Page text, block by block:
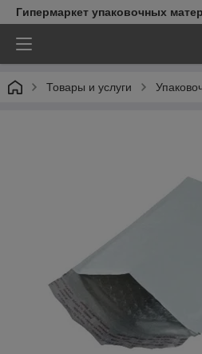
Гипермаркет упаковочных
Товары и услуги